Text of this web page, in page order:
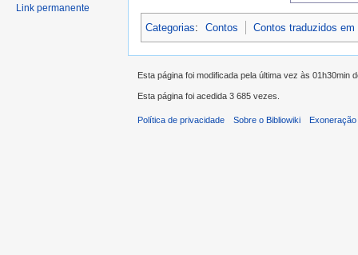
Categorias: Contos Contos traduzidos em
Link permanente
Esta página foi modificada pela última vez às 01h30min
Esta página foi acedida 3 685 vezes.
Política de privacidade Sobre o Bibliowiki